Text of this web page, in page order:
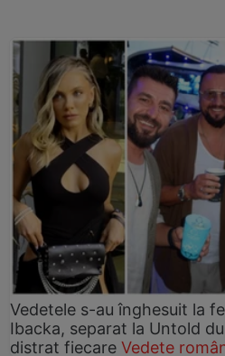
Vedetele s-au înghesuit la
Ibacka, separat la Untold
distrat fiecare Vedete